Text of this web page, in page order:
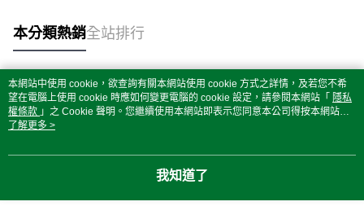
本分類熱銷全站排行
熱門標籤
本網站中使用 cookie，欲查詢有關本網站使用 cookie 方式之詳情，及若您不希
望在電腦上使用 cookie 時應如何變更電腦的 cookie 設定，請參閱本網站「 隱私
權條款 」之 Cookie 聲明。您繼續使用本網站即表示您同意本公司得按本網站使
用條款之 Cookie 聲明使用 cookie。
了解更多 >
我知道了